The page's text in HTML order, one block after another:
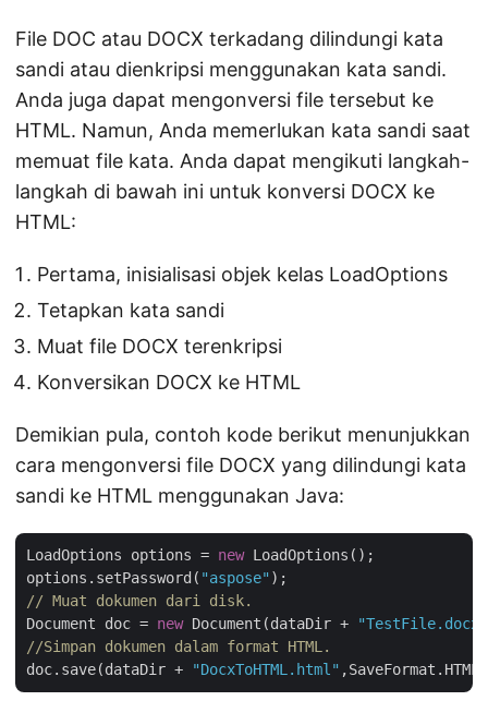
File DOC atau DOCX terkadang dilindungi kata
sandi atau dienkripsi menggunakan kata sandi.
Anda juga dapat mengonversi file tersebut ke
HTML. Namun, Anda memerlukan kata sandi saat
memuat file kata. Anda dapat mengikuti langkah-
langkah di bawah ini untuk konversi DOCX ke
HTML:
Pertama, inisialisasi objek kelas LoadOptions
Tetapkan kata sandi
Muat file DOCX terenkripsi
Konversikan DOCX ke HTML
Demikian pula, contoh kode berikut menunjukkan
cara mengonversi file DOCX yang dilindungi kata
sandi ke HTML menggunakan Java:
LoadOptions options = new LoadOptions();
options.setPassword( "aspose"
// Muat dokumen dari disk.
Document doc = new Document(dataDir +
"TestFile.docx"
//Simpan dokumen dalam format HTML.
doc.save(dataDir +
"DocxToHTML.html"